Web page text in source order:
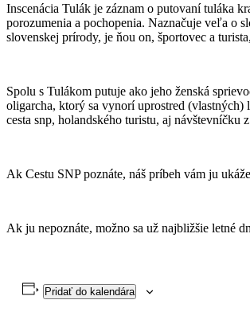
Inscenácia Tulák je záznam o putovaní tuláka
porozumenia a pochopenia. Naznačuje veľa o
slovenskej prírody, je ňou on, športovec a
Spolu s Tulákom putuje ako jeho ženská
oligarcha, ktorý sa vynorí uprostred
cesta snp, holandského turistu, aj
Ak Cestu SNP poznáte, náš príbeh vám ju
Ak ju nepoznáte, možno sa už najbližšie letné
Pridať do kalendára